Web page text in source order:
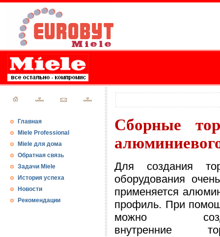
Главная
Miele Professional
Miele для дома
Обратная связь
Задачи Miele
История успеха
Новости
Рекомендации
Сборные
Для создания
оборудования
применяется
профиль. При
можно
внутренние